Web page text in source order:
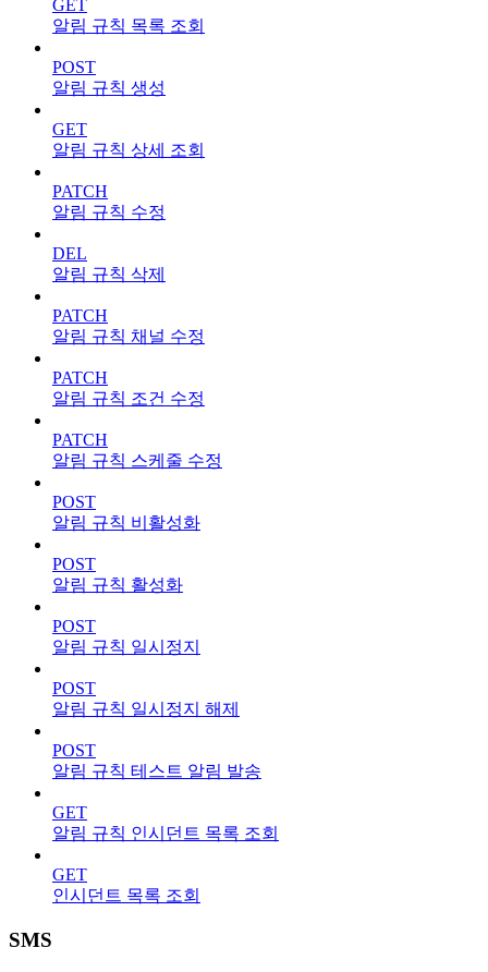
GET
알림 규칙 목록 조회
POST
알림 규칙 생성
GET
알림 규칙 상세 조회
PATCH
알림 규칙 수정
DEL
알림 규칙 삭제
PATCH
알림 규칙 채널 수정
PATCH
알림 규칙 조건 수정
PATCH
알림 규칙 스케줄 수정
POST
알림 규칙 비활성화
POST
알림 규칙 활성화
POST
알림 규칙 일시정지
POST
알림 규칙 일시정지 해제
POST
알림 규칙 테스트 알림 발송
GET
알림 규칙 인시던트 목록 조회
GET
인시던트 목록 조회
SMS